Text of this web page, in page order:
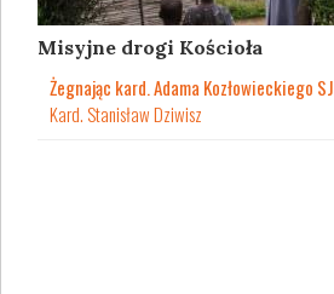
Misyjne drogi Kościoła
Żegnając kard. Adama Kozłowieckiego SJ
Kard. Stanisław Dziwisz